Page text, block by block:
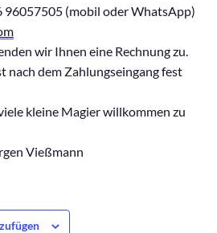
96057505 (mobil oder WhatsApp)
wir Ihnen eine Rechnung zu.
nach dem Zahlungseingang fest
kleine Magier willkommen zu
Vießmann